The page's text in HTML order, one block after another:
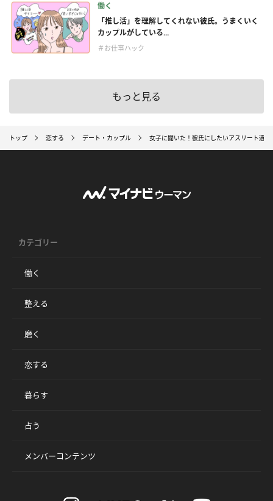
働く
「推し活」を理解してくれない彼氏。うまくいく
カップルがしている...
＃お仕事ハック
もっと見る
トップ 恋する デート・カップル 女子に聞いた！彼氏にしたいアスリート選
カテゴリー
働く
整える
磨く
恋する
暮らす
占う
メンバーコンテンツ